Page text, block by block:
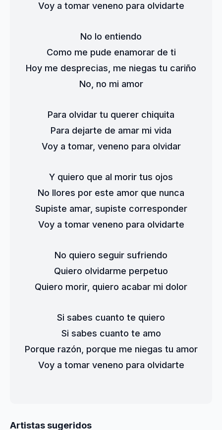
Voy a tomar veneno para olvidarte
No lo entiendo
Como me pude enamorar de ti
Hoy me desprecias, me niegas tu cariño
No, no mi amor
Para olvidar tu querer chiquita
Para dejarte de amar mi vida
Voy a tomar, veneno para olvidar
Y quiero que al morir tus ojos
No llores por este amor que nunca
Supiste amar, supiste corresponder
Voy a tomar veneno para olvidarte
No quiero seguir sufriendo
Quiero olvidarme perpetuo
Quiero morir, quiero acabar mi dolor
Si sabes cuanto te quiero
Si sabes cuanto te amo
Porque razón, porque me niegas tu amor
Voy a tomar veneno para olvidarte
Artistas sugeridos